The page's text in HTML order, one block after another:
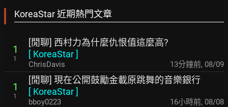
KoreaStar 近期熱門文章
1
1
[閒聊] 西村力為什麼仇恨值這麼高?
[ KoreaStar]
ChrisDavis 13分鐘前, 08/09
1
1
[閒聊] 現在公開鼓勵金載原跳舞的音樂銀行
[ KoreaStar]
bboy0223 16小時前, 08/08